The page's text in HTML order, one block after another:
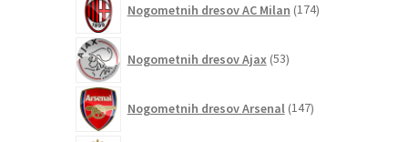
Nogometnih dresov AC Milan 174izdelkov
Nogometnih dresov Ajax 53izdelkov
Nogometnih dresov Arsenal 147izdelkov